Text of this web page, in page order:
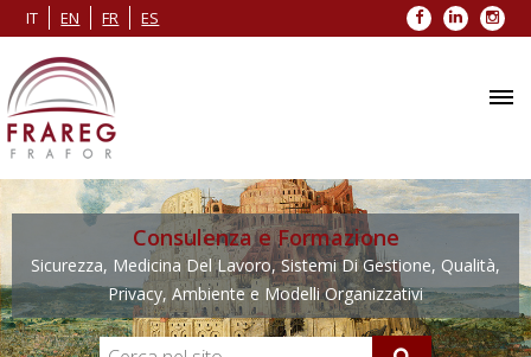
IT EN FR ES Facebook
LinkedIn
Consulenza e Formazione
Sicurezza, Medicina Del Lavoro, Sistemi Di Gestione, Qualità,
Privacy, Ambiente e Modelli Organizzativi